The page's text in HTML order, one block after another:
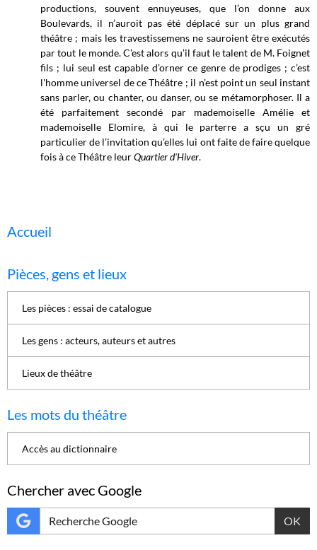
productions, souvent ennuyeuses, que l’on donne aux
Boulevards, il n’auroit pas été déplacé sur un plus grand
théâtre ; mais les travestissemens ne sauroient être exécutés
par tout le monde. C’est alors qu’il faut le talent de M. Foignet
fils ; lui seul est capable d’orner ce genre de prodiges ; c’est
l'homme universel de ce Théâtre ; il n’est point un seul instant
sans parler, ou chanter, ou danser, ou se métamorphoser. Il a
été parfaitement secondé par mademoiselle Amélie et
mademoiselle Elomire, à qui le parterre a sçu un gré
particulier de l’invitation qu’elles lui ont faite de faire quelque
fois à ce Théâtre leurQuartier d'Hiver.
Accueil
Pièces, gens et lieux
Les pièces : essai de catalogue
Les gens : acteurs, auteurs et autres
Lieux de théâtre
Les mots du théâtre
Accès au dictionnaire
Chercher avec Google
OK